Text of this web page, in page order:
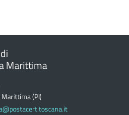
Marittima
(PI)